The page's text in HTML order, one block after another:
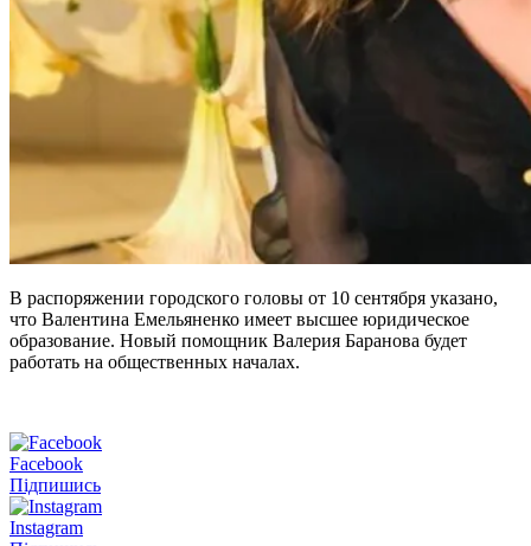
В распоряжении городского головы от 10 сентября указано,
что Валентина Емельяненко имеет высшее юридическое
образование. Новый помощник Валерия Баранова будет
работать на общественных началах.
Facebook
Підпишись
Instagram